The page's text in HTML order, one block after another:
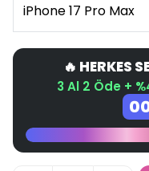
🔥 HERKES
3 Al 2 Öde +